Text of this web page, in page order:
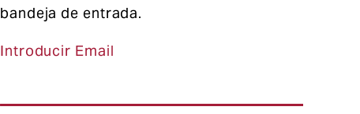
bandeja de entrada.
Introducir Email